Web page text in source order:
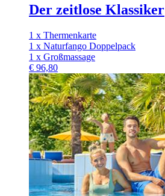
Der zeitlose Klassiker
1 x Thermenkarte
1 x Naturfango Doppelpack
1 x Großmassage
€ 96,80